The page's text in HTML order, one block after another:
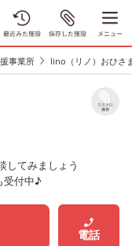
事業所 lino（リノ）おひさ
リストに
保存
してみましょう
受付中♪
電話